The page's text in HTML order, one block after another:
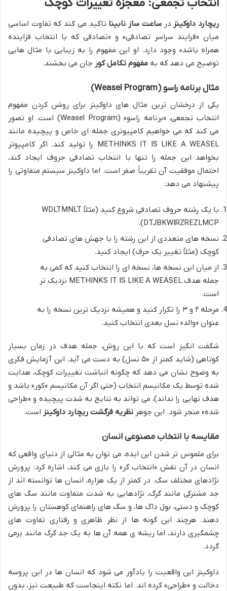
انتخاب تجمعی: معجزه تغییرات کوچک
ریچارد داوکینز درساعت ساز نابینا تاکید می کند که تفاوت اساسی
میان «فرایند سراسر تصادفی» و «تصادفی که با انتخاب فزاینده
همراه باشد» وجود دارد. او این مفهوم را به زیبایی با مثال هایی
توضیح می دهد که به مفهوم تکامل کور جان می بخشند.
مثال برنامه راسو (Weasel Program)
یکی از درخشان ترین مثال های داوکینز برای روشن کردن مفهوم
انتخاب تجمعی، «برنامه راسو» (Weasel Program) است. او تصور
می کند که می خواهیم کامپیوتری جمله ای خاص و پیچیده مانند
METHINKS IT IS LIKE A WEASEL را تولید کند. اگر کامپیوتر
بخواهد این جمله را تنها با انتخاب تصادفی حروف ایجاد کند،
احتمال موفقیت آن تقریباً صفر است. اما داوکینز سیستم متفاوتی را
پیشنهاد می دهد:
با یک رشته حروف تصادفی شروع کنید (مثلاً WDLTMNLT
DTJBKWIRZREZLMCP).
نسخه های متعددی از این رشته را با جهش های تصادفی
کوچک (مثلاً تغییر یک حرف) ایجاد کنید.
از میان این نسخه ها، نسخه ای را انتخاب کنید که کمی به
جمله هدف METHINKS IT IS LIKE A WEASEL نزدیک تر
است.
مرحله ۲ و ۳ را تکرار کنید و همیشه نزدیک ترین نسخه را به
عنوان «والد» نسل بعدی انتخاب کنید.
شگفت انگیز است که با این روش، جمله هدف در زمان بسیار
کوتاهی (شاید کمتر از ۵۰ نسل) به دست می آید. این آزمایش فکری
به وضوح نشان می دهد که چگونه انباشت تغییرات کوچک، هدایت
شده توسط یک مکانیسم انتخاب (حتی اگر آن مکانیسم «کور» باشد و
هدف نهایی را نداند)، می تواند به نتایج به شدت پیچیده و «طراحی
شده» منجر شود. این جوهر نظریه فرگشت ریچارد داوکینز است.
مقایسه با انتخاب مصنوعی انسان
برای ملموس تر شدن این ایده، می توان به مثالی از دنیای واقعی که
انسان در آن نقش «انتخاب گر» را بازی می کند، اشاره کرد: پرورش
نژادهای مختلف سگ. در کمتر از یک هزاره، انسان ها توانسته اند از
جد مشترکی مانند گرگ، نژادهایی به شدت متفاوت مانند سگ های
کوچک و دستی، بول داگ ها، و سگ های راهنمای کوهستان را پرورش
دهند. هرچند این گونه ها از نظر ظاهری و رفتاری تفاوت های
چشمگیری دارند، اما ریشه ی همه آن ها به یک جد گرگ مانند برمی
گردد.
داوکینز این واقعیت را یادآور می شود که انسان ها در این پروسه
دخالت و «طراحی» کرده اند. اما نکته اینجاست که طبیعت نیز، بدون